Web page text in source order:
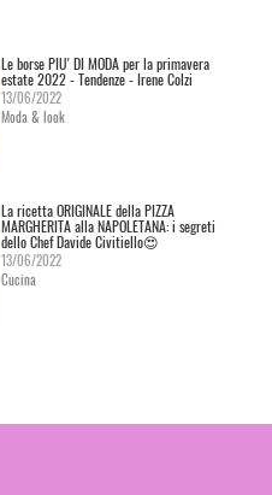
Le borse PIU' DI MODA per la primavera
estate 2022 - Tendenze - Irene Colzi
13/06/2022
Moda & look
La ricetta ORIGINALE della PIZZA
MARGHERITA alla NAPOLETANA: i segreti
dello Chef Davide Civitiello😍
13/06/2022
Cucina